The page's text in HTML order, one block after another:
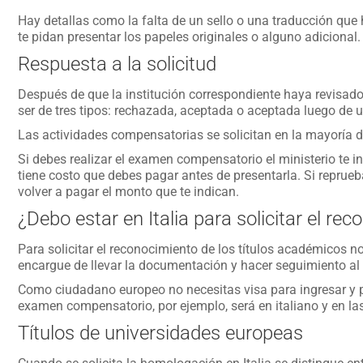
Hay detallas como la falta de un sello o una traducción
te pidan presentar los papeles originales o alguno adicional.
Respuesta a la solicitud
Después de que la institución correspondiente haya
ser de tres tipos: rechazada, aceptada o aceptada luego de
Las actividades compensatorias se solicitan en la mayoría
Si debes realizar el examen compensatorio el ministerio te
tiene costo que debes pagar antes de presentarla. Si
volver a pagar el monto que te indican.
¿Debo estar en Italia para solicitar el
Para solicitar el reconocimiento de los títulos académicos
encargue de llevar la documentación y hacer seguimiento
Como ciudadano europeo no necesitas visa para ingresar
examen compensatorio, por ejemplo, será en italiano y en
Títulos de universidades europeas